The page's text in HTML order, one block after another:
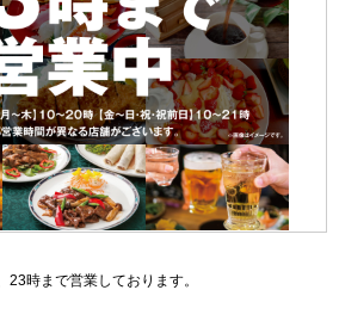
時まで営業しております。